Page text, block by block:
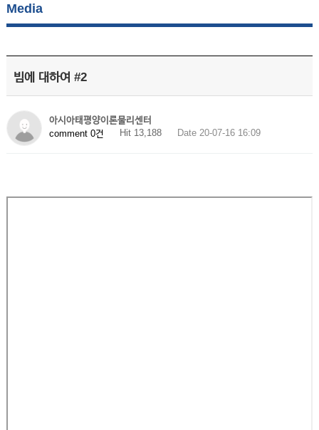
Media
빔에 대하여 #2
아시아태평양이론물리센터
comment 0건
Hit 13,188 Date 20-07-16 16:09